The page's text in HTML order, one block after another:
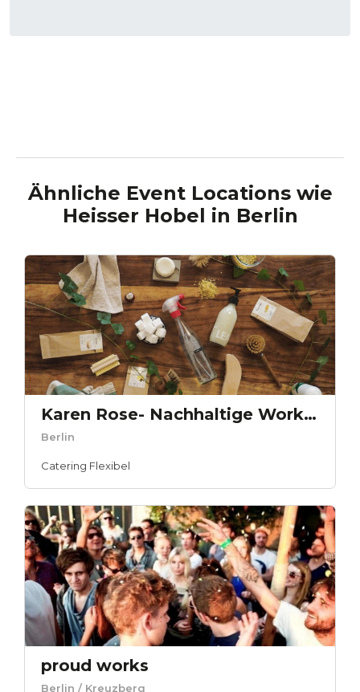
Ähnliche Event Locations wie
Heisser Hobel in Berlin
Karen Rose- Nachhaltige Workshops
Berlin
Catering Flexibel
proud works
Berlin / Kreuzberg